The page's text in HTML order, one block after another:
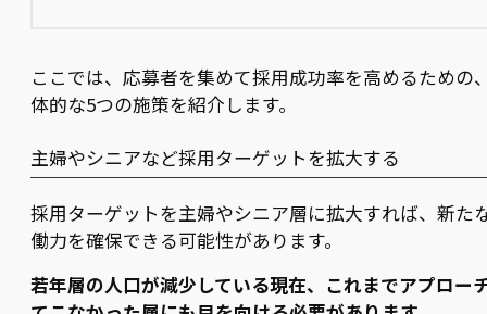
ここでは、応募者を集めて採用成功率を高めるための
体的な5つの施策を紹介します。
主婦やシニアなど採用ターゲットを拡大する
採用ターゲットを主婦やシニア層に拡大すれば、新た
働力を確保できる可能性があります。
若年層の人口が減少している現在、これまでアプロー